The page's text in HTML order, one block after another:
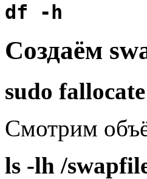
df -h
Создаём
sudo
Смотрим
ls -lh /